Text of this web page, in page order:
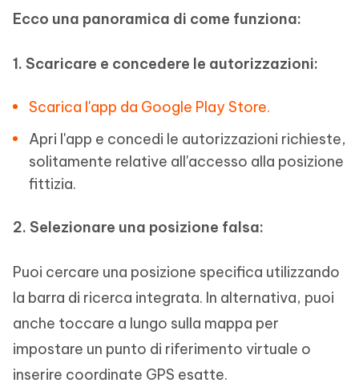
Ecco una panoramica di come funziona:
1. Scaricare e concedere le autorizzazioni:
Scarica l'app da Google Play Store.
Apri l'app e concedi le autorizzazioni richieste,
solitamente relative all'accesso alla posizione
fittizia.
2. Selezionare una posizione falsa:
Puoi cercare una posizione specifica utilizzando
la barra di ricerca integrata. In alternativa, puoi
anche toccare a lungo sulla mappa per
impostare un punto di riferimento virtuale o
inserire coordinate GPS esatte.